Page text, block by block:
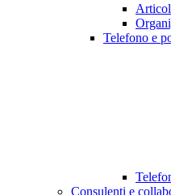
Telefono e
Consulenti e